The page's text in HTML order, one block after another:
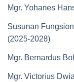
Mgr. Yohanes
Susunan
(2025-2028)
Mgr. Bernardus
Mgr. Victorius